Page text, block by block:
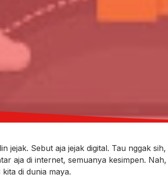
jejak. Sebut aja jejak digital. Tau nggak
aja di internet, semuanya kesimpen.
di dunia maya.